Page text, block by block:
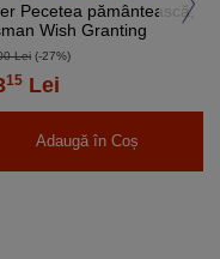
Pecetea pământească,
Wish Granting
mantra, piatra citrin
Lei (-27%)
15 Lei
Adaugă în Coș